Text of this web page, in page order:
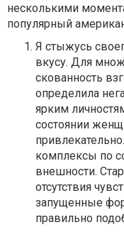
несколькими
популярный
Я стыжусь
вкусу. Для
скованность
определила
ярким
состоянии
комплексы по
внешности.
отсутствия
запущенные
правильно